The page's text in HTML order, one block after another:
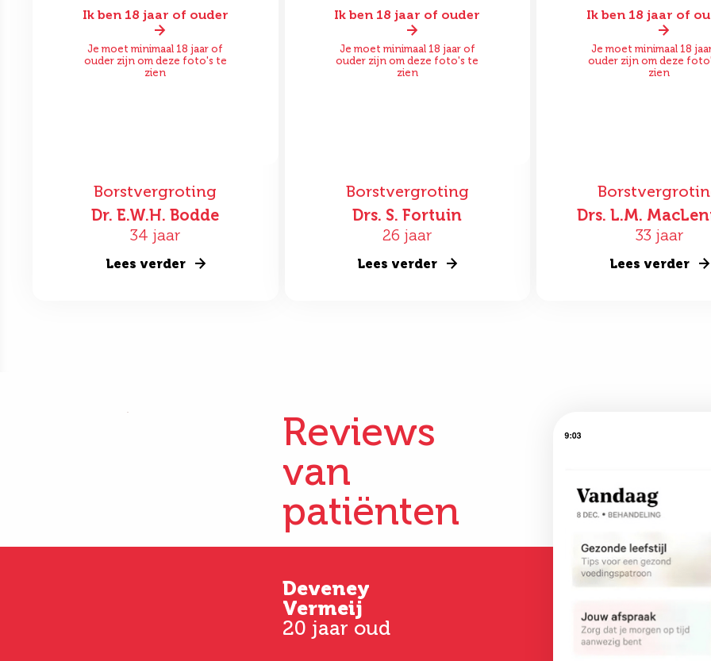
Ik ben 18 jaar of ouder
Je moet minimaal 18 jaar of
ouder zijn om deze foto's te
zien
Voor Na
Borstvergroting
Dr. E.W.H. Bodde
34 jaar
Lees verder
Ik ben 18 jaar of ouder
Je moet minimaal 18 jaar of
ouder zijn om deze foto's te
zien
Voor Na
Borstvergroting
Drs. S. Fortuin
26 jaar
Lees verder
Ik ben 18 jaar of
Je moet minimaal 18
ouder zijn om deze
zien
Voor
Drs. L.M.
33 jaar
Lees verder
Reviews
van
patiënten
Deveney
Vermeij
20 jaar oud
Hoever-Houkes
Kim
33 jaar oud
Vanaf het eerste